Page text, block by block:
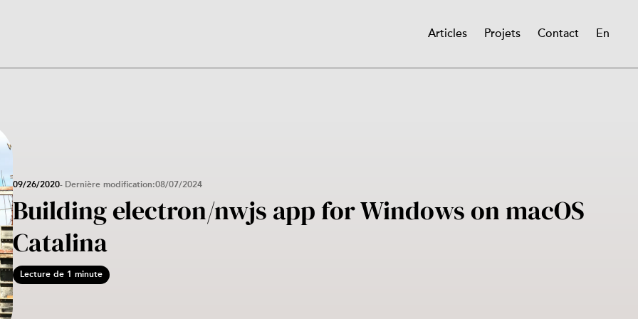
navigation
Articles Projets Contact En
09/26/2020 Dernière modification 08/07/2024
Building electron/nwjs app for Windows on macOS
Catalina
Lecture de 1 minute